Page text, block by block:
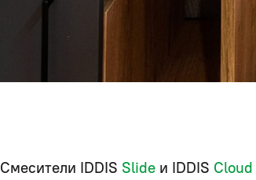
Смесители IDDIS Slide и IDDIS Cloud